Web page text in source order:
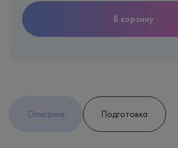
В корзину
Описание Подготовка